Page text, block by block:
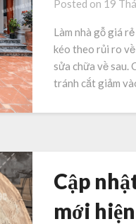
Posted on 19
Làm nhà gỗ giá
kéo theo rủi ro
sửa chữa về sau.
tránh cắt giảm
Cập
mới